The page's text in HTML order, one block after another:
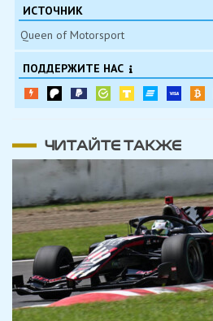
ИСТОЧНИК
Queen of Motorsport
ПОДДЕРЖИТЕ НАС
ЧИТАЙТЕ ТАКЖЕ